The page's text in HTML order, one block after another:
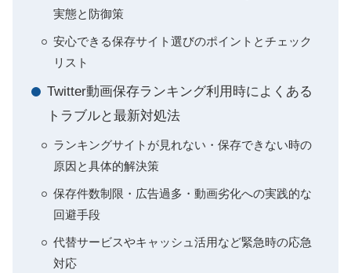
実態と防御策
安心できる保存サイト選びのポイントとチェック
リスト
Twitter動画保存ランキング利用時によくある
トラブルと最新対処法
ランキングサイトが見れない・保存できない時の
原因と具体的解決策
保存件数制限・広告過多・動画劣化への実践的な
回避手段
代替サービスやキャッシュ活用など緊急時の応急
対応